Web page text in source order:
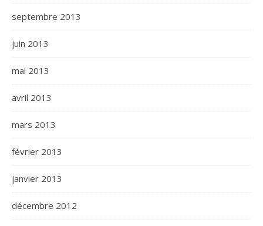
septembre 2013
juin 2013
mai 2013
avril 2013
mars 2013
février 2013
janvier 2013
décembre 2012